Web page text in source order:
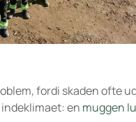
fordi skaden ofte
en muggen